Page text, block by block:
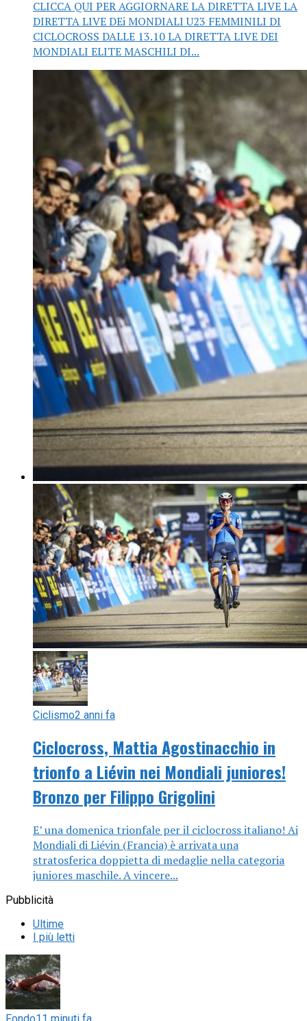
CLICCA QUI PER AGGIORNARE LA DIRETTA LIVE LA
DIRETTA LIVE DEi MONDIALI U23 FEMMINILI DI
CICLOCROSS DALLE 13.10 LA DIRETTA LIVE DEI
MONDIALI ELITE MASCHILI DI...
Ciclismo2 anni fa
Ciclocross, Mattia Agostinacchio in
trionfo a Liévin nei Mondiali juniores!
Bronzo per Filippo Grigolini
E’ una domenica trionfale per il ciclocross italiano! Ai
Mondiali di Liévin (Francia) è arrivata una
stratosferica doppietta di medaglie nella categoria
juniores maschile. A vincere...
Pubblicità
Ultime
I più letti